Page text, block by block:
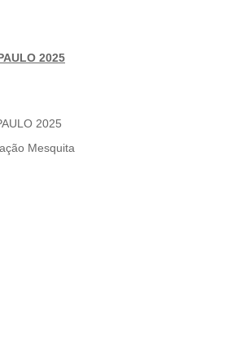
2025
2025
Mesquita